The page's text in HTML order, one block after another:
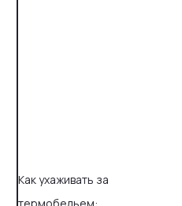
Как ухаживать за